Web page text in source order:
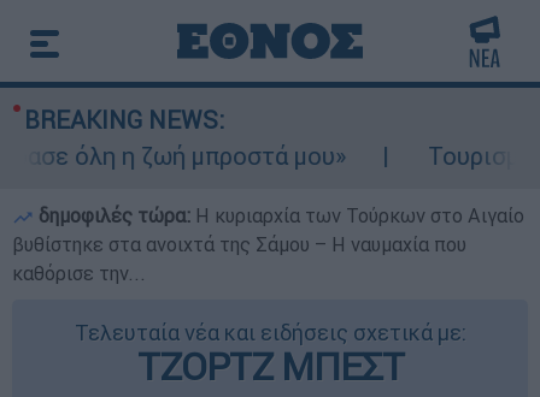
BREAKING NEWS:
όλη η ζωή μπροστά μου»
Τουρισμός
δημοφιλές τώρα: Η κυριαρχία των Τούρκων στο Αιγαίο
βυθίστηκε στα ανοιχτά της Σάμου – Η ναυμαχία που
καθόρισε την...
Τελευταία νέα και ειδήσεις σχετικά με:
ΤΖΟΡΤΖ ΜΠΕΣΤ